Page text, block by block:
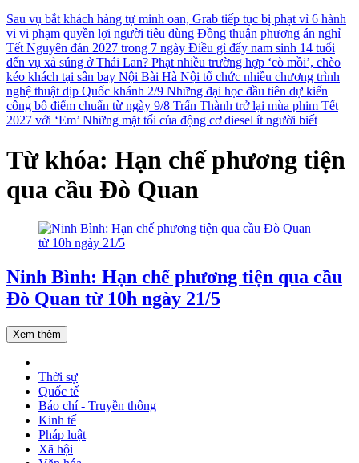
Sau vụ bắt khách hàng tự minh oan, Grab tiếp tục bị phạt vì 6 hành
vi vi phạm quyền lợi người tiêu dùng Đồng thuận phương án nghỉ
Tết Nguyên đán 2027 trong 7 ngày Điều gì đẩy nam sinh 14 tuổi
đến vụ xả súng ở Thái Lan? Phạt nhiều trường hợp ‘cò mồi’, chèo
kéo khách tại sân bay Nội Bài Hà Nội tổ chức nhiều chương trình
nghệ thuật dịp Quốc khánh 2/9 Những đại học đầu tiên dự kiến
công bố điểm chuẩn từ ngày 9/8 Trấn Thành trở lại mùa phim Tết
2027 với ‘Em’ Những mặt tối của động cơ diesel ít người biết
Từ khóa: Hạn chế phương tiện
qua cầu Đò Quan
Ninh Bình: Hạn chế phương tiện qua cầu
Đò Quan từ 10h ngày 21/5
Xem thêm
Thời sự
Quốc tế
Báo chí - Truyền thông
Kinh tế
Pháp luật
Xã hội